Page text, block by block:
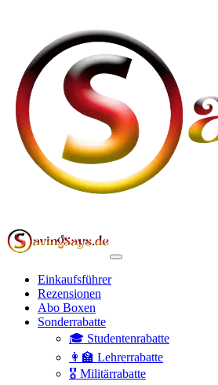
Einkaufsführer
Rezensionen
Abo Boxen
Sonderrabatte
🎓 Studentenrabatte
👩‍🏫 Lehrerrabatte
🎖️ Militärrabatte